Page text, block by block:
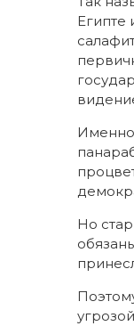
Египте
Именно
Но